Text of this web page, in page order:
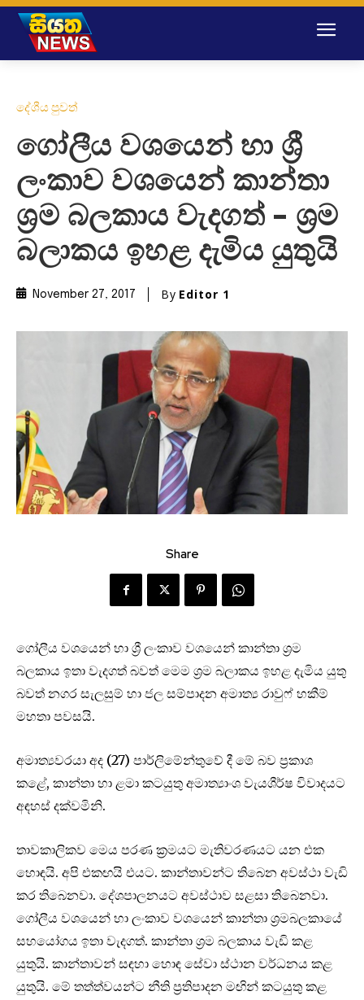
දේශීය පුවත්
ගෝලීය වශයෙන් හා ශ්‍රී
ලංකාව වශයෙන් කාන්තා
ශ්‍රම බලකාය වැදගත් – ශ්‍රම
බලාකය ඉහළ දැමිය යුතුයි
November 27, 2017 By Editor 1
Share
ගෝලීය වශයෙන් හා ශ්‍රී ලංකාව වශයෙන් කාන්තා ශ්‍රම
බලකාය ඉතා වැදගත් බවත් මෙම ශ්‍රම බලාකය ඉහළ දැමිය යුතු
බවත් නගර සැලසුම් හා ජල සම්පාදන අමාත්‍ය රාවුෆ් හකීම්
මහතා පවසයි.
අමාත්‍යවරයා අද (27) පාර්ලිමේන්තුවේ දී මේ බව ප්‍රකාශ
කළේ, කාන්තා හා ළමා කටයුතු අමාත්‍යාංශ වැයශීර්ෂ විවාදයට
අඳහස් දක්වමිනි.
තාවකාලිකව මෙය පරණ ක්‍රමයට මැතිවරණයට යන එක
හොඳයි. අපි එකඟයි එයට. කාන්තාවන්ට තිබෙන අවස්ථා වැඩි
කර තිබෙනවා. දේශපාලනයට අවස්ථාව සළසා තිබෙනවා.
ගෝලීය වශයෙන් හා ලංකාව වශයෙන් කාන්තා ශ්‍රමබලකායේ
සහයෝගය ඉතා වැදගත්. කාන්තා ශ්‍රම බලකාය වැඩි කළ
යුතුයි. කාන්තාවන් සඳහා හොඳ සේවා ස්ථාන වර්ධනය කළ
යුතුයි. මේ තත්ත්වයන්ට නීති ප්‍රතිපාදන මඟින් කටයුතු කළ